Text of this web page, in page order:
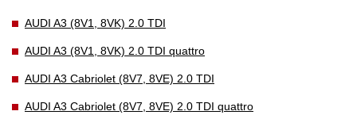
AUDI A3 (8V1, 8VK) 2.0 TDI
AUDI A3 (8V1, 8VK) 2.0 TDI quattro
AUDI A3 Cabriolet (8V7, 8VE) 2.0 TDI
AUDI A3 Cabriolet (8V7, 8VE) 2.0 TDI quattro